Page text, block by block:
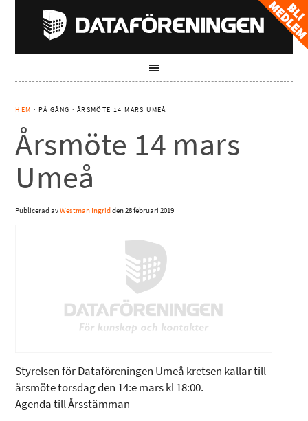
HEM · PÅ GÅNG · ÅRSMÖTE 14 MARS UMEÅ
Årsmöte 14 mars
Umeå
Publicerad avWestman Ingridden28 februari 2019
Styrelsen för Dataföreningen Umeå kretsen kallar till
årsmöte torsdag den 14:e mars kl 18:00.
Agenda till Årsstämman